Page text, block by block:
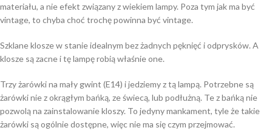
materiału, a nie efekt związany z wiekiem lampy. Poza tym jak ma być
vintage, to chyba choć trochę powinna być vintage.
Szklane klosze w stanie idealnym bez żadnych pęknięć i odprysków. A
klosze są zacne i tę lampę robią właśnie one.
Trzy żarówki na mały gwint (E14) i jedziemy z tą lampą. Potrzebne są
żarówki nie z okrągłym bańką, ze świecą, lub podłużną. Te z bańką nie
pozwolą na zainstalowanie kloszy. To jedyny mankament, tyle że takie
żarówki są ogólnie dostępne, więc nie ma się czym przejmować.